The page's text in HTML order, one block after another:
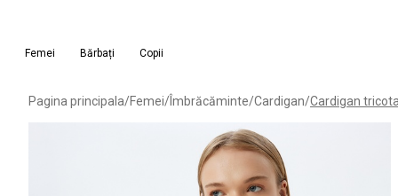
Femei Bărbați Copii
Pagina principala/Femei/Îmbrăcăminte/Cardigan/Cardigan